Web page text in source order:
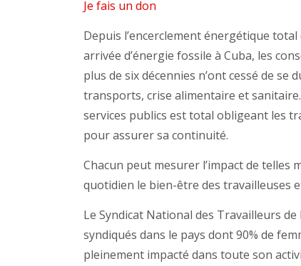
Je fais un don
Depuis l’encerclement énergétique
arrivée d’énergie fossile à Cuba, les
plus de six décennies n’ont cessé de se
transports, crise alimentaire et
services publics est total obligeant les
pour assurer sa continuité.
Chacun peut mesurer l’impact de
quotidien le bien-être des travailleuses
Le Syndicat National des Travailleurs
syndiqués dans le pays dont 90% de
pleinement impacté dans toute son